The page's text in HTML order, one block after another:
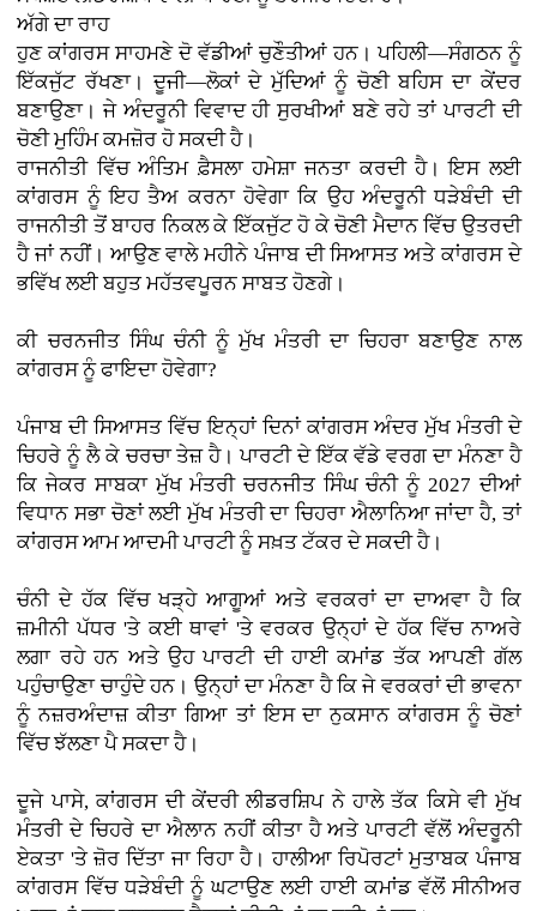
ਅੱਗੇ ਦਾ ਰਾਹ
ਹੁਣ ਕਾਂਗਰਸ ਸਾਹਮਣੇ ਦੋ ਵੱਡੀਆਂ ਚੁਣੌਤੀਆਂ ਹਨ। ਪਹਿਲੀ—ਸੰਗਠਨ ਨੂੰ
ਇੱਕਜੁੱਟ ਰੱਖਣਾ। ਦੂਜੀ—ਲੋਕਾਂ ਦੇ ਮੁੱਦਿਆਂ ਨੂੰ ਚੋਣੀ ਬਹਿਸ ਦਾ ਕੇਂਦਰ
ਬਣਾਉਣਾ। ਜੇ ਅੰਦਰੂਨੀ ਵਿਵਾਦ ਹੀ ਸੁਰਖੀਆਂ ਬਣੇ ਰਹੇ ਤਾਂ ਪਾਰਟੀ ਦੀ
ਚੋਣੀ ਮੁਹਿੰਮ ਕਮਜ਼ੋਰ ਹੋ ਸਕਦੀ ਹੈ।
ਰਾਜਨੀਤੀ ਵਿੱਚ ਅੰਤਿਮ ਫ਼ੈਸਲਾ ਹਮੇਸ਼ਾ ਜਨਤਾ ਕਰਦੀ ਹੈ। ਇਸ ਲਈ
ਕਾਂਗਰਸ ਨੂੰ ਇਹ ਤੈਅ ਕਰਨਾ ਹੋਵੇਗਾ ਕਿ ਉਹ ਅੰਦਰੂਨੀ ਧੜੇਬੰਦੀ ਦੀ
ਰਾਜਨੀਤੀ ਤੋਂ ਬਾਹਰ ਨਿਕਲ ਕੇ ਇੱਕਜੁੱਟ ਹੋ ਕੇ ਚੋਣੀ ਮੈਦਾਨ ਵਿੱਚ ਉਤਰਦੀ
ਹੈ ਜਾਂ ਨਹੀਂ। ਆਉਣ ਵਾਲੇ ਮਹੀਨੇ ਪੰਜਾਬ ਦੀ ਸਿਆਸਤ ਅਤੇ ਕਾਂਗਰਸ ਦੇ
ਭਵਿੱਖ ਲਈ ਬਹੁਤ ਮਹੱਤਵਪੂਰਨ ਸਾਬਤ ਹੋਣਗੇ।
ਕੀ ਚਰਨਜੀਤ ਸਿੰਘ ਚੰਨੀ ਨੂੰ ਮੁੱਖ ਮੰਤਰੀ ਦਾ ਚਿਹਰਾ ਬਣਾਉਣ ਨਾਲ
ਕਾਂਗਰਸ ਨੂੰ ਫਾਇਦਾ ਹੋਵੇਗਾ?
ਪੰਜਾਬ ਦੀ ਸਿਆਸਤ ਵਿੱਚ ਇਨ੍ਹਾਂ ਦਿਨਾਂ ਕਾਂਗਰਸ ਅੰਦਰ ਮੁੱਖ ਮੰਤਰੀ ਦੇ
ਚਿਹਰੇ ਨੂੰ ਲੈ ਕੇ ਚਰਚਾ ਤੇਜ਼ ਹੈ। ਪਾਰਟੀ ਦੇ ਇੱਕ ਵੱਡੇ ਵਰਗ ਦਾ ਮੰਨਣਾ ਹੈ
ਕਿ ਜੇਕਰ ਸਾਬਕਾ ਮੁੱਖ ਮੰਤਰੀ ਚਰਨਜੀਤ ਸਿੰਘ ਚੰਨੀ ਨੂੰ 2027 ਦੀਆਂ
ਵਿਧਾਨ ਸਭਾ ਚੋਣਾਂ ਲਈ ਮੁੱਖ ਮੰਤਰੀ ਦਾ ਚਿਹਰਾ ਐਲਾਨਿਆ ਜਾਂਦਾ ਹੈ, ਤਾਂ
ਕਾਂਗਰਸ ਆਮ ਆਦਮੀ ਪਾਰਟੀ ਨੂੰ ਸਖ਼ਤ ਟੱਕਰ ਦੇ ਸਕਦੀ ਹੈ।
ਚੰਨੀ ਦੇ ਹੱਕ ਵਿੱਚ ਖੜ੍ਹੇ ਆਗੂਆਂ ਅਤੇ ਵਰਕਰਾਂ ਦਾ ਦਾਅਵਾ ਹੈ ਕਿ
ਜ਼ਮੀਨੀ ਪੱਧਰ 'ਤੇ ਕਈ ਥਾਵਾਂ 'ਤੇ ਵਰਕਰ ਉਨ੍ਹਾਂ ਦੇ ਹੱਕ ਵਿੱਚ ਨਾਅਰੇ
ਲਗਾ ਰਹੇ ਹਨ ਅਤੇ ਉਹ ਪਾਰਟੀ ਦੀ ਹਾਈ ਕਮਾਂਡ ਤੱਕ ਆਪਣੀ ਗੱਲ
ਪਹੁੰਚਾਉਣਾ ਚਾਹੁੰਦੇ ਹਨ। ਉਨ੍ਹਾਂ ਦਾ ਮੰਨਣਾ ਹੈ ਕਿ ਜੇ ਵਰਕਰਾਂ ਦੀ ਭਾਵਨਾ
ਨੂੰ ਨਜ਼ਰਅੰਦਾਜ਼ ਕੀਤਾ ਗਿਆ ਤਾਂ ਇਸ ਦਾ ਨੁਕਸਾਨ ਕਾਂਗਰਸ ਨੂੰ ਚੋਣਾਂ
ਵਿੱਚ ਝੱਲਣਾ ਪੈ ਸਕਦਾ ਹੈ।
ਦੂਜੇ ਪਾਸੇ, ਕਾਂਗਰਸ ਦੀ ਕੇਂਦਰੀ ਲੀਡਰਸ਼ਿਪ ਨੇ ਹਾਲੇ ਤੱਕ ਕਿਸੇ ਵੀ ਮੁੱਖ
ਮੰਤਰੀ ਦੇ ਚਿਹਰੇ ਦਾ ਐਲਾਨ ਨਹੀਂ ਕੀਤਾ ਹੈ ਅਤੇ ਪਾਰਟੀ ਵੱਲੋਂ ਅੰਦਰੂਨੀ
ਏਕਤਾ 'ਤੇ ਜ਼ੋਰ ਦਿੱਤਾ ਜਾ ਰਿਹਾ ਹੈ। ਹਾਲੀਆ ਰਿਪੋਰਟਾਂ ਮੁਤਾਬਕ ਪੰਜਾਬ
ਕਾਂਗਰਸ ਵਿੱਚ ਧੜੇਬੰਦੀ ਨੂੰ ਘਟਾਉਣ ਲਈ ਹਾਈ ਕਮਾਂਡ ਵੱਲੋਂ ਸੀਨੀਅਰ